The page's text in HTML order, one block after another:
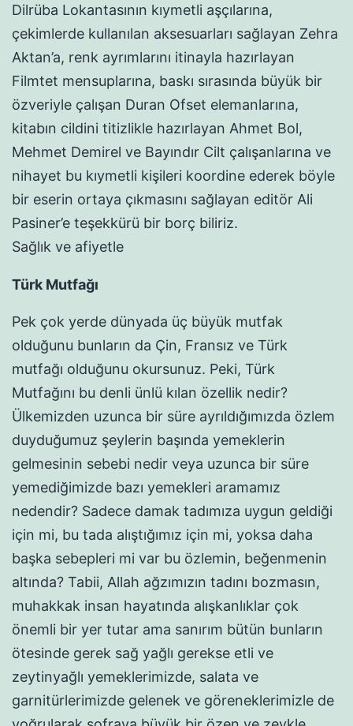
Dilrüba Lokantasının kıymetli aşçılarına,
çekimlerde kullanılan aksesuarları sağlayan Zehra
Aktan’a, renk ayrımlarını itinayla hazırlayan
Filmtet mensuplarına, baskı sırasında büyük bir
özveriyle çalışan Duran Ofset elemanlarına,
kitabın cildini titizlikle hazırlayan Ahmet Bol,
Mehmet Demirel ve Bayındır Cilt çalışanlarına ve
nihayet bu kıymetli kişileri koordine ederek böyle
bir eserin ortaya çıkmasını sağlayan editör Ali
Pasiner’e teşekkürü bir borç biliriz.
Sağlık ve afiyetle
Türk Mutfağı
Pek çok yerde dünyada üç büyük mutfak
olduğunu bunların da Çin, Fransız ve Türk
mutfağı olduğunu okursunuz. Peki, Türk
Mutfağını bu denli ünlü kılan özellik nedir?
Ülkemizden uzunca bir süre ayrıldığımızda özlem
duyduğumuz şeylerin başında yemeklerin
gelmesinin sebebi nedir veya uzunca bir süre
yemediğimizde bazı yemekleri aramamız
nedendir? Sadece damak tadımıza uygun geldiği
için mi, bu tada alıştığımız için mi, yoksa daha
başka sebepleri mi var bu özlemin, beğenmenin
altında? Tabii, Allah ağzımızın tadını bozmasın,
muhakkak insan hayatında alışkanlıklar çok
önemli bir yer tutar ama sanırım bütün bunların
ötesinde gerek sağ yağlı gerekse etli ve
zeytinyağlı yemeklerimizde, salata ve
garnitürlerimizde gelenek ve göreneklerimizle de